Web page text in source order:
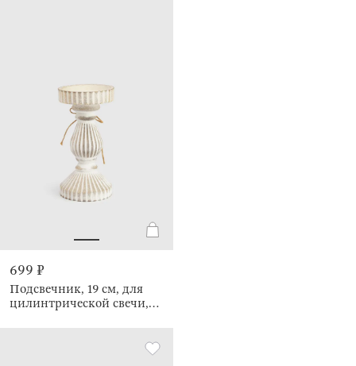
699 ₽
Подсвечник, 19 см, для
цилинтрической свечи,